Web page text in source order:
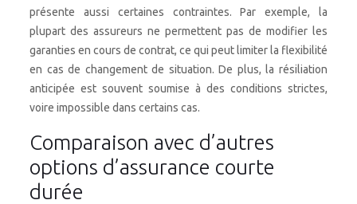
présente aussi certaines contraintes. Par exemple, la
plupart des assureurs ne permettent pas de modifier les
garanties en cours de contrat, ce qui peut limiter la flexibilité
en cas de changement de situation. De plus, la résiliation
anticipée est souvent soumise à des conditions strictes,
voire impossible dans certains cas.
Comparaison avec d’autres
options d’assurance courte
durée